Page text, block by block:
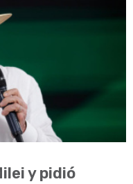
y pidió